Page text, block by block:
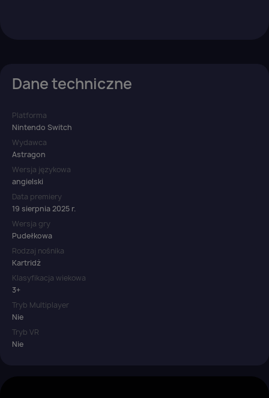
Dane techniczne
Platforma
Nintendo Switch
Wydawca
Astragon
Wersja językowa
angielski
Data premiery
19 sierpnia 2025 r.
Wersja gry
Pudełkowa
Rodzaj nośnika
Kartridż
Klasyfikacja wiekowa
3+
Tryb Multiplayer
Nie
Tryb VR
Nie